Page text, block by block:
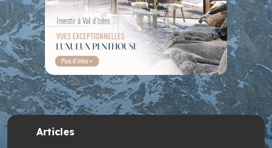
Articles